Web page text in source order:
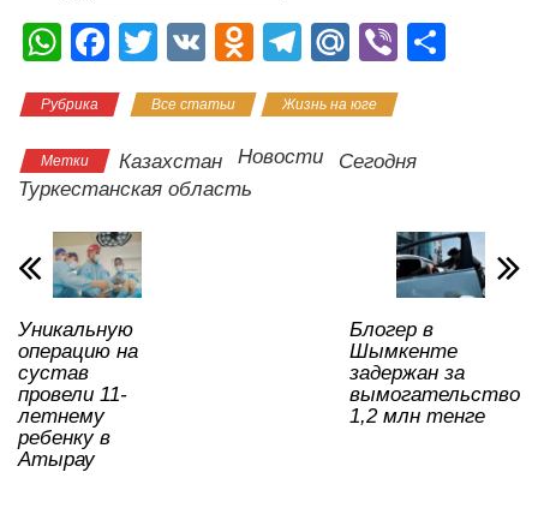
W
at
s
A
p
p
F
c
e
b
o
o
k
T
tt
er
V
O
n
o
T
e
gr
M
.R
u
Vi
и
ть
Рубрика Все статьи Жизнь на юге
Метки Казахстан Новости
Сегодня
Туркестанская область
Уникальную
операцию на
сустав
провели 11-
летнему
ребенку в
Атырау
Блогер в
Шымкенте
задержан за
вымогательство
1,2 млн тенге